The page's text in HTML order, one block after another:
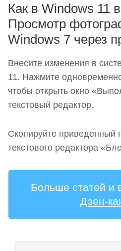
Как в Windows 11
Просмотр
Windows 7 через
Внесите изменения в
11. Нажмите
чтобы открыть окно
текстовый редактор.
Скопируйте приведенный
текстового редактора
Больше статей и
Дзен-